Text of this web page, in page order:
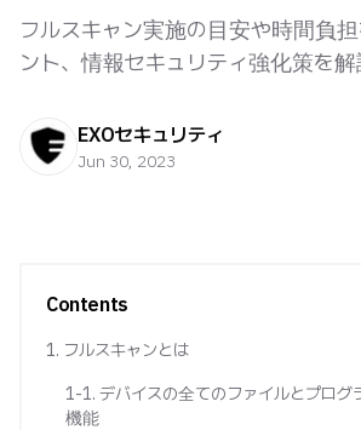
フルスキャン実施の目安や時間負
ント、情報セキュリティ強化策を解
EXOセキュリティ
Jun 30, 2023
Contents
1. フルスキャンとは
1-1. デバイスの全てのファイルとプログ
機能